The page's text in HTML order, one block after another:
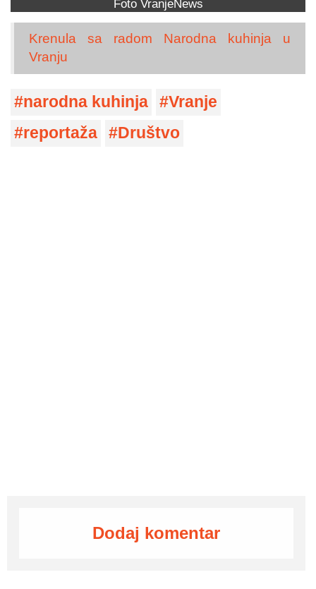
Foto VranjeNews
Krenula sa radom Narodna kuhinja u
Vranju
narodna kuhinja
Vranje
reportaža
Društvo
Dodaj komentar